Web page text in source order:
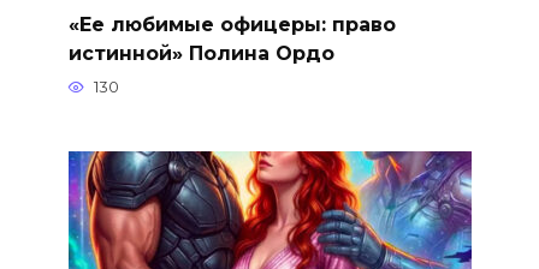
«Ее любимые офицеры: право
истинной» Полина Ордо
130